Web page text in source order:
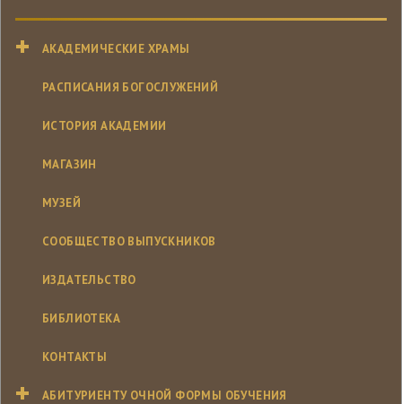
АКАДЕМИЧЕСКИЕ ХРАМЫ
РАСПИСАНИЯ БОГОСЛУЖЕНИЙ
ИСТОРИЯ АКАДЕМИИ
МАГАЗИН
МУЗЕЙ
СООБЩЕСТВО ВЫПУСКНИКОВ
ИЗДАТЕЛЬСТВО
БИБЛИОТЕКА
КОНТАКТЫ
АБИТУРИЕНТУ ОЧНОЙ ФОРМЫ ОБУЧЕНИЯ